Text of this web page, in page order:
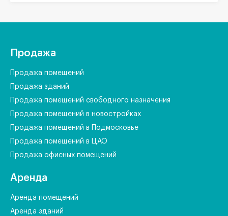
Продажа
Продажа помещений
Продажа зданий
Продажа помещений свободного назначения
Продажа помещений в новостройках
Продажа помещений в Подмосковье
Продажа помещений в ЦАО
Продажа офисных помещений
Аренда
Аренда помещений
Аренда зданий